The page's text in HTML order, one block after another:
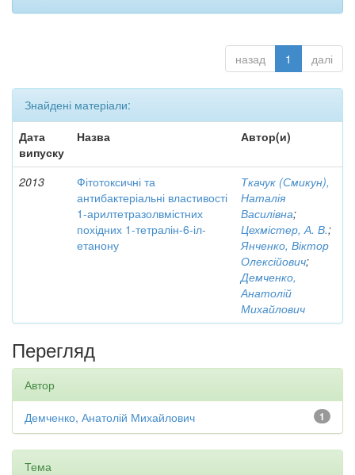
назад 1 далі
Знайдені матеріали:
Дата
випуску
Назва Автор(и)
2013
Фітотоксичні та
антибактеріальні властивості
1-арилтетразолвмістних
похідних 1-тетралін-6-іл-
етанону
Ткачук (Смикун),
Наталія
Василівна;
Цехмістер, А. В.;
Янченко, Віктор
Олексійович;
Демченко,
Анатолій
Михайлович
Перегляд
Автор
1
Демченко, Анатолій Михайлович
Тема